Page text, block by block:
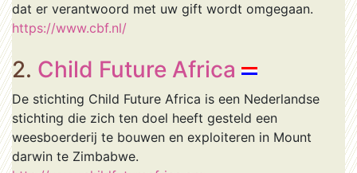
dat er verantwoord met uw gift wordt omgegaan.
https://www.cbf.nl/
2. Child Future Africa
De stichting Child Future Africa is een Nederlandse
stichting die zich ten doel heeft gesteld een
weesboerderij te bouwen en exploiteren in Mount
darwin te Zimbabwe.